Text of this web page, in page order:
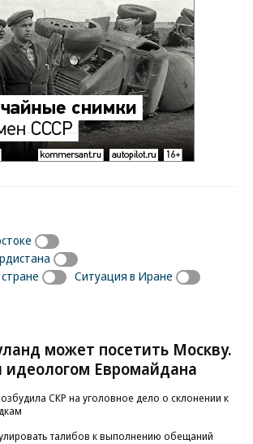
Ситуация в Иране
может посетить Москву.
идеологом Евромайдана
СКР на уголовное дело о склонении к
талибов к выполнению обещаний